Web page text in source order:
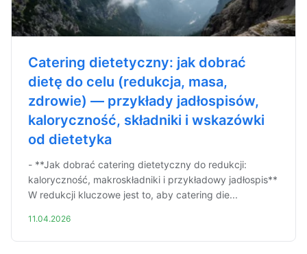
Catering dietetyczny: jak dobrać
dietę do celu (redukcja, masa,
zdrowie) — przykłady jadłospisów,
kaloryczność, składniki i wskazówki
od dietetyka
- **Jak dobrać catering dietetyczny do redukcji:
kaloryczność, makroskładniki i przykładowy jadłospis**
W redukcji kluczowe jest to, aby catering die...
11.04.2026